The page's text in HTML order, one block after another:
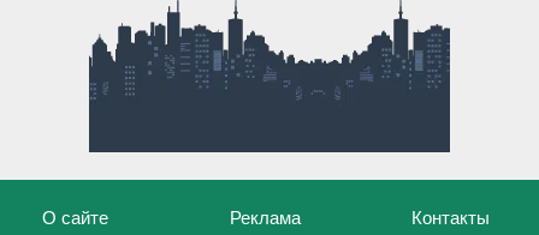
О сайте Реклама Контакты